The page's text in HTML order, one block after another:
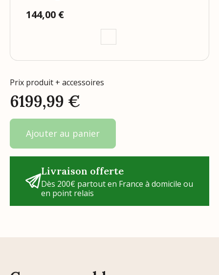
Prix
144,00 €
Livraison offerte
Dès 200€ partout en France à domicile ou
en point relais
Prix produit + accessoires
6199,99 €
Ajouter au panier